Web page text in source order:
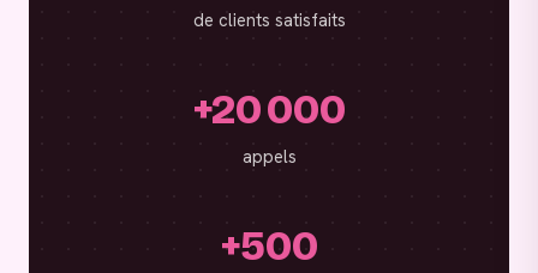
de clients satisfaits
+20 000
appels
+500